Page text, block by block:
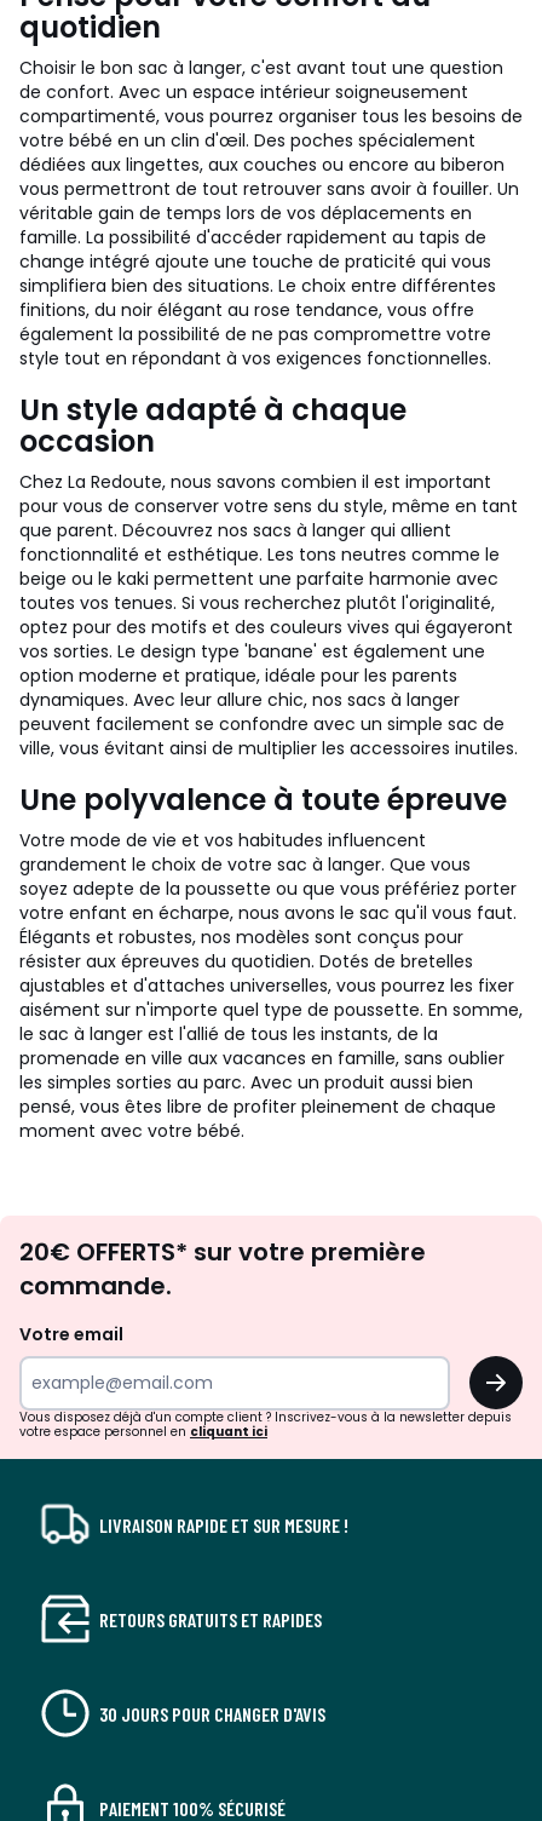
quotidien
Choisir le bon sac à langer, c'est avant tout une question
de confort. Avec un espace intérieur soigneusement
compartimenté, vous pourrez organiser tous les besoins de
votre bébé en un clin d'œil. Des poches spécialement
dédiées aux lingettes, aux couches ou encore au biberon
vous permettront de tout retrouver sans avoir à fouiller. Un
véritable gain de temps lors de vos déplacements en
famille. La possibilité d'accéder rapidement au tapis de
change intégré ajoute une touche de praticité qui vous
simplifiera bien des situations. Le choix entre différentes
finitions, du noir élégant au rose tendance, vous offre
également la possibilité de ne pas compromettre votre
style tout en répondant à vos exigences fonctionnelles.
Un style adapté à chaque
occasion
Chez La Redoute, nous savons combien il est important
pour vous de conserver votre sens du style, même en tant
que parent. Découvrez nos sacs à langer qui allient
fonctionnalité et esthétique. Les tons neutres comme le
beige ou le kaki permettent une parfaite harmonie avec
toutes vos tenues. Si vous recherchez plutôt l'originalité,
optez pour des motifs et des couleurs vives qui égayeront
vos sorties. Le design type 'banane' est également une
option moderne et pratique, idéale pour les parents
dynamiques. Avec leur allure chic, nos sacs à langer
peuvent facilement se confondre avec un simple sac de
ville, vous évitant ainsi de multiplier les accessoires inutiles.
Une polyvalence à toute épreuve
Votre mode de vie et vos habitudes influencent
grandement le choix de votre sac à langer. Que vous
soyez adepte de la poussette ou que vous préfériez porter
votre enfant en écharpe, nous avons le sac qu'il vous faut.
Élégants et robustes, nos modèles sont conçus pour
résister aux épreuves du quotidien. Dotés de bretelles
ajustables et d'attaches universelles, vous pourrez les fixer
aisément sur n'importe quel type de poussette. En somme,
le sac à langer est l'allié de tous les instants, de la
promenade en ville aux vacances en famille, sans oublier
les simples sorties au parc. Avec un produit aussi bien
pensé, vous êtes libre de profiter pleinement de chaque
moment avec votre bébé.
d'inspirations
surprises?
20€ OFFERTS* sur votre première
commande.
Votre email
OK
Vous disposez déjà d'un compte client ? Inscrivez-vous à la newsletter depuis
votre espace personnel en cliquant ici
LIVRAISON RAPIDE ET SUR MESURE !
RETOURS GRATUITS ET RAPIDES
30 JOURS POUR CHANGER D'AVIS
PAIEMENT 100% SÉCURISÉ